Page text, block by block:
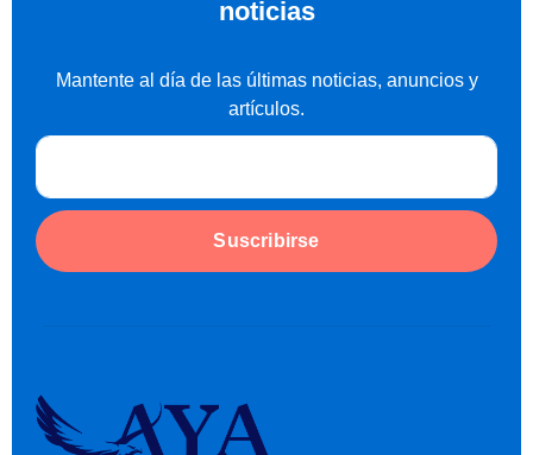
noticias
Mantente al día de las últimas noticias, anuncios y
artículos.
Suscribirse